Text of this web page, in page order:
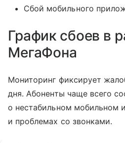
Сбой мобильного
График сбоев в
МегаФона
Мониторинг фиксирует
дня. Абоненты чаще всего
о нестабильном мобильном
и проблемах со звонками.